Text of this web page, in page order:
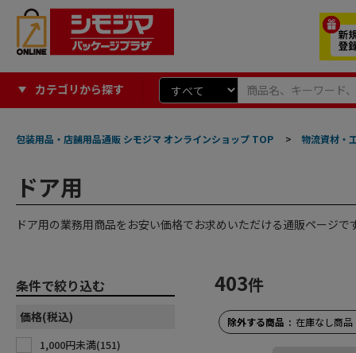
カテゴリから探す
包装用品・店舗用品通販 シモジマ オンラインショップ TOP > 物流資材・
ドア用
ドア用の業務用商品をお安い価格でお求めいただける通販ページで
条件で絞り込む
価格(税込)
1,000円未満(151)
403件
除外する商品 在庫なし商品